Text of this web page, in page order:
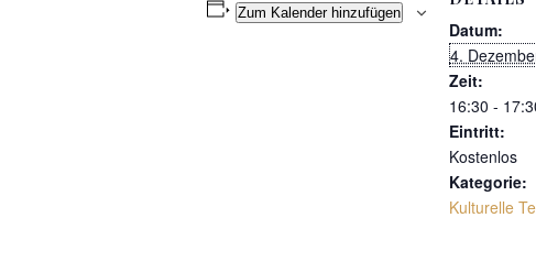
Zum Kalender hinzufügen
Datum:
4.
Zeit:
16:30 -
Eintritt:
Kostenlos
Kategorie:
Kulturelle